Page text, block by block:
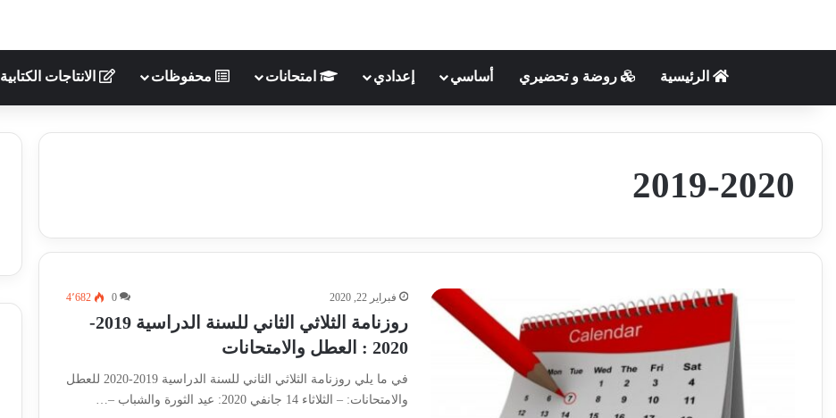
الرئيسية روضة و تحضيري أساسي إعدادي امتحانات محفوظات الانتاجات الكتابية
2019-2020
فبراير 22, 2020 0 4٬682
روزنامة الثلاثي الثاني للسنة الدراسية 2019-
2020 : العطل والامتحانات
في ما يلي روزنامة الثلاثي الثاني للسنة الدراسية 2019-2020 للعطل
والامتحانات: – الثلاثاء 14 جانفي 2020: عيد الثورة والشباب –…